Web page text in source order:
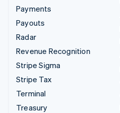
Payments
Payouts
Radar
Revenue Recognition
Stripe Sigma
Stripe Tax
Terminal
Treasury